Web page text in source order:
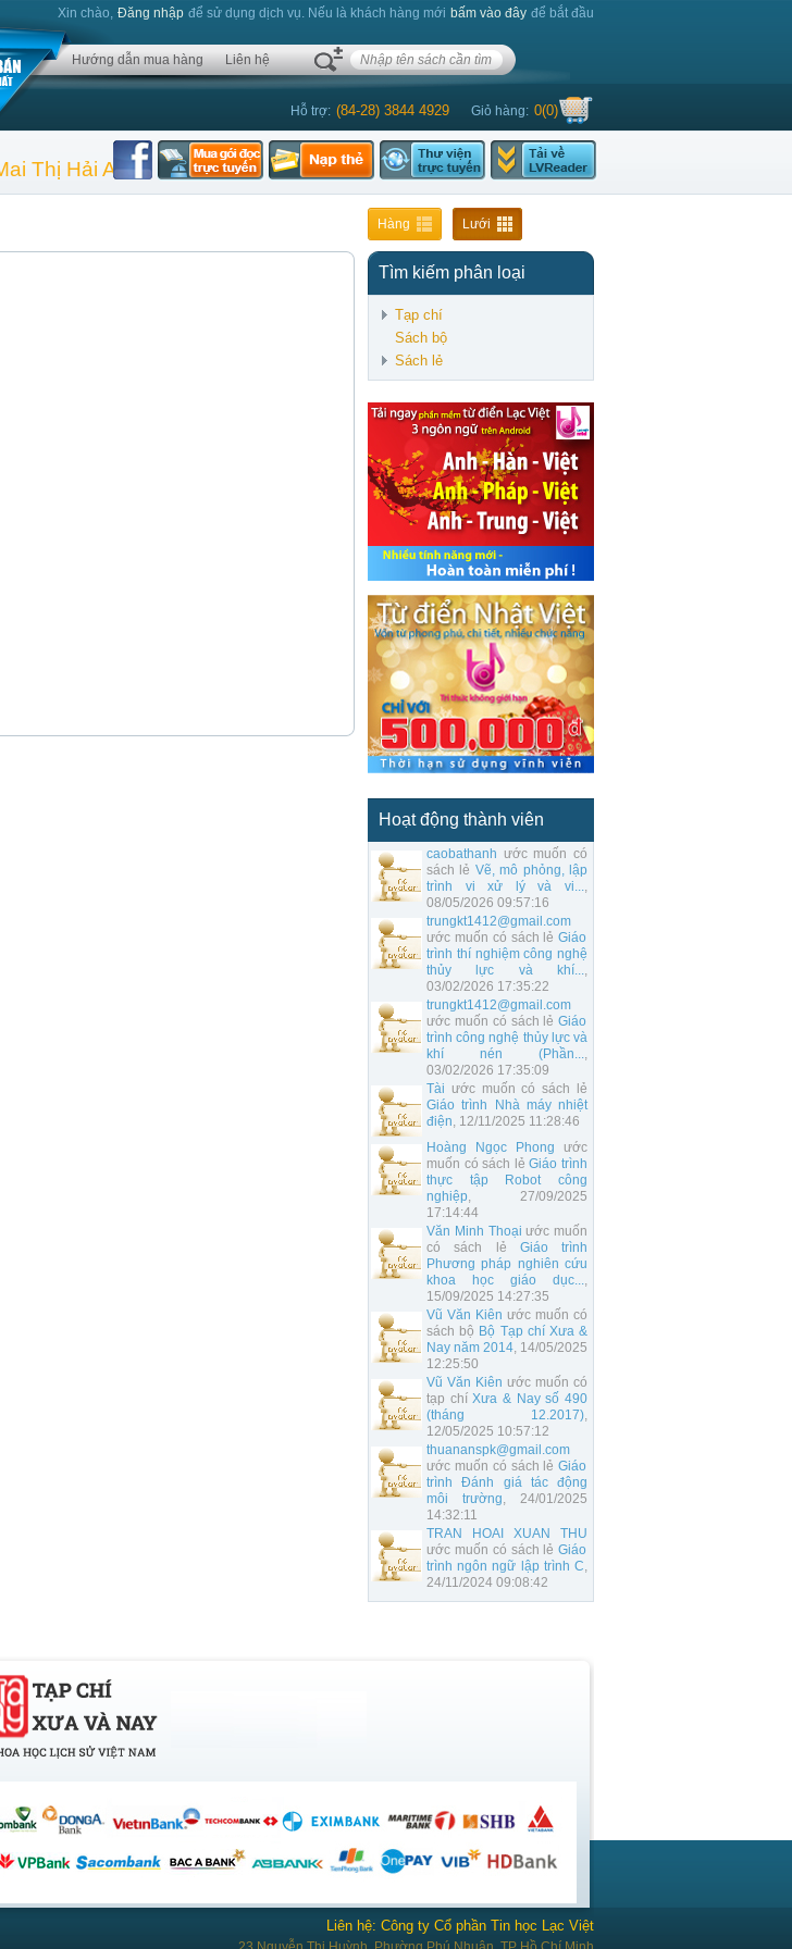
Xin chào, Đăng nhập để sử dụng dịch vụ. Nếu là khách hàng mới bấm vào đây để bắt đầu
Hướng dẫn mua hàng Liên hệ
Hỗ trợ: (84-28) 3844 4929 Giỏ hàng: 0(0)
Thị Hải Anh - KS Đỗ Thùy Khánh Linh - TS Nguyễn Đặng Mỹ Duyên - ThS Đặng
Hàng Lưới
Tìm kiếm phân loại
Tạp chí
Sách bộ
Sách lẻ
Hoạt động thành viên
caobathanh ước muốn có
sách lẻ Vẽ, mô phỏng, lập
trình vi xử lý và vi...,
08/05/2026 09:57:16
trungkt1412@gmail.com
ước muốn có sách lẻGiáo
trình thí nghiệm công nghệ
thủy lực và khí...,
03/02/2026 17:35:22
trungkt1412@gmail.com
ước muốn có sách lẻGiáo
trình công nghệ thủy lực và
khí nén (Phần...,
03/02/2026 17:35:09
Tài ước muốn có sách lẻ
Giáo trình Nhà máy nhiệt
điện, 12/11/2025 11:28:46
Hoàng Ngọc Phong ước
muốn có sách lẻGiáo trình
thực tập Robot công
nghiệp, 27/09/2025
17:14:44
Văn Minh Thoại ước muốn
có sách lẻ Giáo trình
Phương pháp nghiên cứu
khoa học giáo dục...,
15/09/2025 14:27:35
Vũ Văn Kiên ước muốn có
sách bộ Bộ Tạp chí Xưa &
Nay năm 2014, 14/05/2025
12:25:50
Vũ Văn Kiên ước muốn có
tạp chíXưa & Nay số 490
(tháng 12.2017),
12/05/2025 10:57:12
thuananspk@gmail.com
ước muốn có sách lẻGiáo
trình Đánh giá tác động
môi trường, 24/01/2025
14:32:11
TRAN HOAI XUAN THU
ước muốn có sách lẻGiáo
trình ngôn ngữ lập trình C,
24/11/2024 09:08:42
Liên hệ: Công ty Cổ phần Tin học Lạc Việt